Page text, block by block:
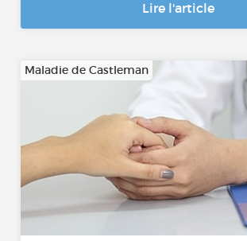
Lire l'article
Maladie de Castleman